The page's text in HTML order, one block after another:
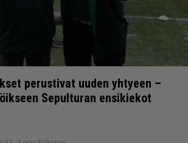
perustivat uuden yhtyeen –
Sepulturan ensikiekot